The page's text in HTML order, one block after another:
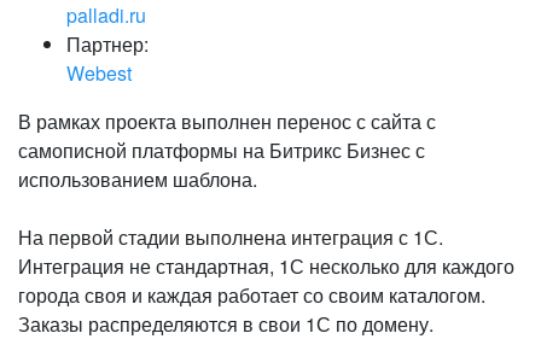
palladi.ru
Партнер:
Webest
В рамках проекта выполнен перенос с сайта с
самописной платформы на Битрикс Бизнес с
использованием шаблона.
На первой стадии выполнена интеграция с 1С.
Интеграция не стандартная, 1С несколько для каждого
города своя и каждая работает со своим каталогом.
Заказы распределяются в свои 1С по домену.